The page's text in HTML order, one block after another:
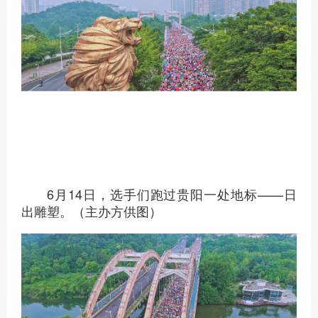
6月14日，选手们跑过贵阳一处地标——日
出雕塑。（主办方供图）